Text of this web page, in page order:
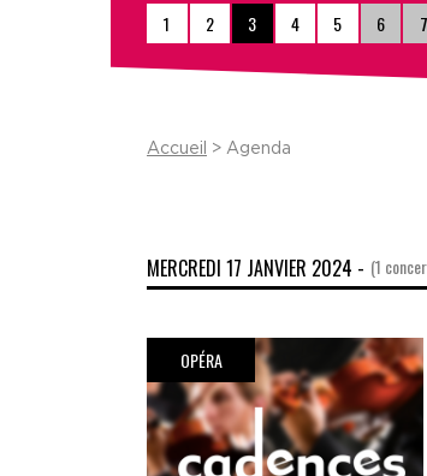
1 2 3 4 5 6 7
Accueil > Agenda
MERCREDI 17 JANVIER 2024 - (1
OPÉRA